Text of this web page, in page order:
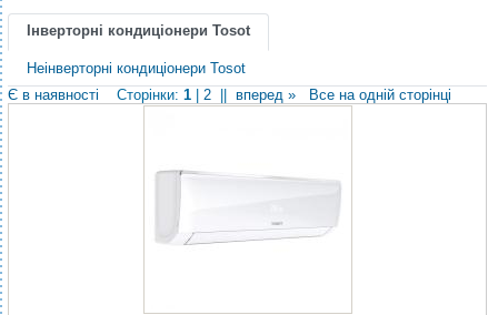
Інверторні кондиціонери Tosot
Неінверторні кондиціонери Tosot
Є в наявності Сторінки: 1 2 вперед » Все на одній сторінці